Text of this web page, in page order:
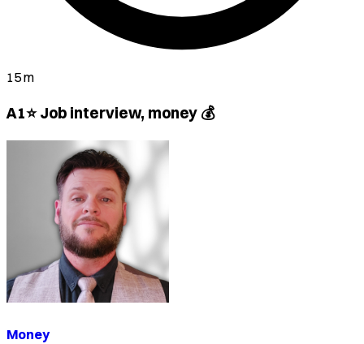
15 m
A1⭐ Job interview, money 💰
Money